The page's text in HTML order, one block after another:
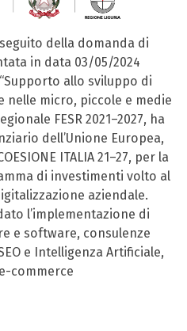
seguito della domanda di
in data 03/05/2024
allo sviluppo di
micro, piccole e medie
FESR 2021–2027, ha
dell’Unione Europea,
ITALIA 21–27, per la
di investimenti volto al
aziendale.
l’implementazione di
e software, consulenze
e Intelligenza Artificiale,
commerce